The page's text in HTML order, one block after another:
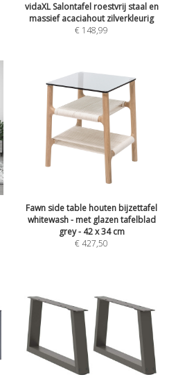
vidaXL Salontafel roestvrij staal en
massief acaciahout zilverkleurig
€ 148,99
Fawn side table houten bijzettafel
whitewash - met glazen tafelblad
grey - 42 x 34 cm
€427,50